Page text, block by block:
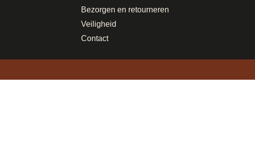
Bezorgen en retourneren
Veiligheid
Contact